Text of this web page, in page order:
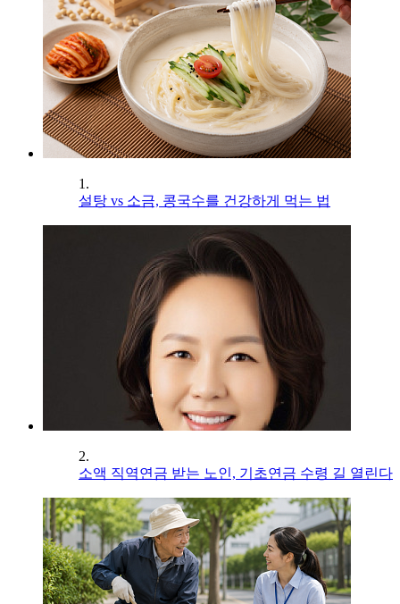
1.
설탕 vs 소금, 콩국수를 건강하게 먹는 법
2.
소액 직역연금 받는 노인, 기초연금 수령 길 열린다